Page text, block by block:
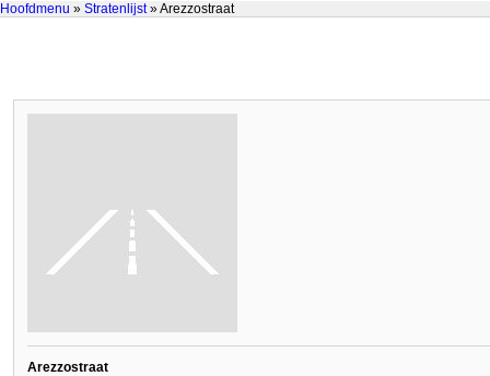
Hoofdmenu » Stratenlijst» Arezzostraat
Arezzostraat